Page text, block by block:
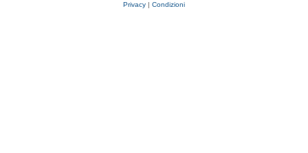
Privacy | Condizioni